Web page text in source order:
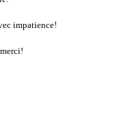
impatience!
, merci!